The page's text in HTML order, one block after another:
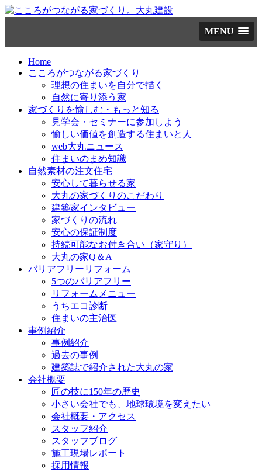
テ
MENU
Home
こころがつながる家づくり
理想の住まいを自分で描く
自然に寄り添う家
家づくりを愉しむ・もっと知る
見学会・セミナーに参加しよう
愉しい価値を創造する住まいと人
web大丸ニュース
住まいのまめ知識
自然素材の注文住宅
安心して暮らせる家
大丸の家づくりのこだわり
建築家インタビュー
家づくりの流れ
安心の保証制度
持続可能なお付き合い（家守り）
大丸の家Q＆A
バリアフリーリフォーム
5つのバリアフリー
リフォームメニュー
うちエコ診断
住まいの主治医
事例紹介
事例紹介
過去の事例
建築誌で紹介された大丸の家
会社概要
匠の技に150年の歴史
小さい会社でも、地球環境を変えたい
会社概要・アクセス
スタッフ紹介
スタッフブログ
施工現場レポート
採用情報